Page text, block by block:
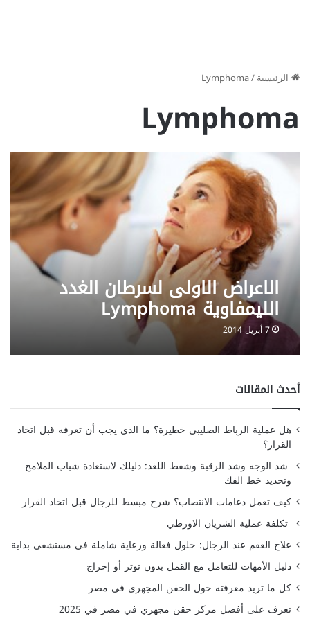
الرئيسية/
Lymphoma
Lymphoma
الاعراض الاولى لسرطان الغدد
الليمفاوية Lymphoma
7 أبريل 2014
أحدث المقالات
هل عملية الرباط الصليبي خطيرة؟ ما الذي يجب أن تعرفه قبل اتخاذ
القرار؟
شد الوجه وشد الرقبة وشفط اللغد: دليلك لاستعادة شباب الملامح
وتحديد خط الفك
كيف تعمل دعامات الانتصاب؟ شرح مبسط للرجال قبل اتخاذ القرار
تكلفة عملية الشريان الاورطي
علاج العقم عند الرجال: حلول فعالة ورعاية شاملة في مستشفى بداية
دليل الأمهات للتعامل مع القمل بدون توتر أو إحراج
كل ما تريد معرفته حول الحقن المجهري في مصر
تعرف على أفضل مركز حقن مجهري في مصر في 2025